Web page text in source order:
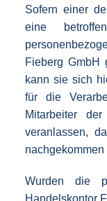
Sofern einer
eine
Fieberg GmbH
kann sie sich
für die
Mitarbeiter
veranlassen,
nachgekommen
Wurden die